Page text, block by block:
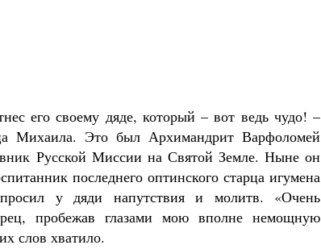
его своему дяде, который – вот ведь чудо! –
Михаила. Это был Архимандрит Варфоломей
Русской Миссии на Святой Земле. Ныне он
последнего оптинского старца игумена
у дяди напутствия и молитв. «Очень
пробежав глазами мою вполне немощную
слов хватило.